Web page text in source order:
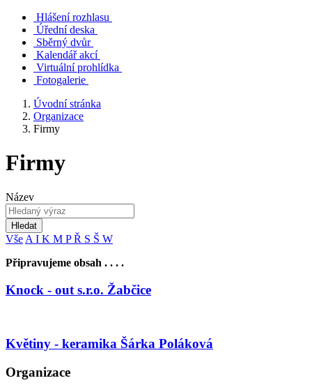
Hlášení rozhlasu
Úřední deska
Sběrný dvůr
Kalendář akcí
Virtuální prohlídka
Fotogalerie
Úvodní stránka
Organizace
Firmy
Firmy
Název
Hledat
Vše A I K M PŘ S Š W
Připravujeme obsah . . . .
Knock - out s.r.o. Žabčice
Květiny - keramika Šárka Poláková
Organizace